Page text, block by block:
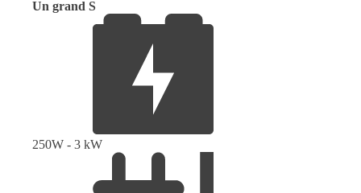
Un grand S
250W - 3 kW